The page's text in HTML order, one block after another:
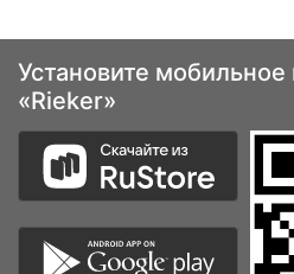
Установите
«Rieker»